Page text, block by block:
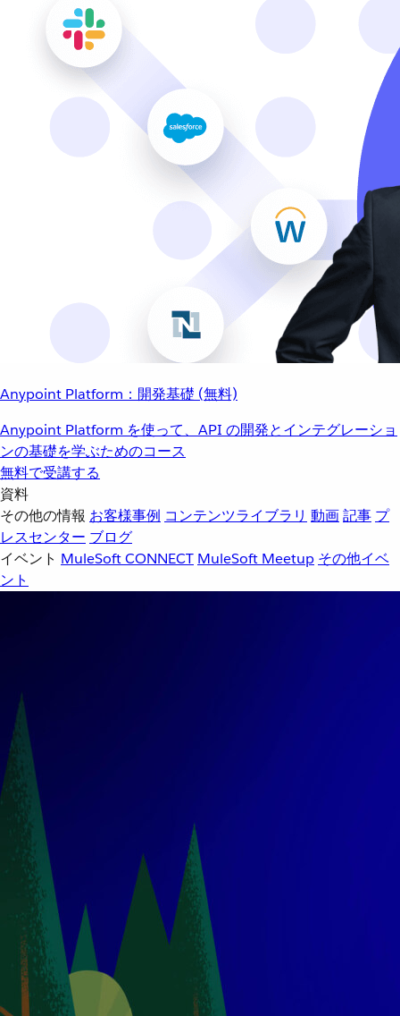
Anypoint Platform：開発基礎 (無料)
Anypoint Platform を使って、API の開発とインテグレーショ
ンの基礎を学ぶためのコース
無料で受講する
資料
その他の情報 お客様事例 コンテンツライブラリ 動画記事 プ
レスセンター ブログ
イベント MuleSoft CONNECT MuleSoft Meetup その他イベ
ント